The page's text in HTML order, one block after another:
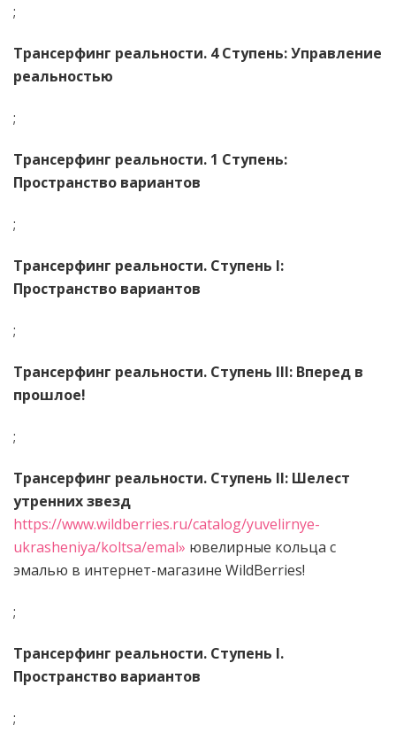
;
Трансерфинг реальности. 4 Ступень: Управление
реальностью
;
Трансерфинг реальности. 1 Ступень:
Пространство вариантов
;
Трансерфинг реальности. Ступень I:
Пространство вариантов
;
Трансерфинг реальности. Ступень III: Вперед в
прошлое!
;
Трансерфинг реальности. Ступень II: Шелест
утренних звезд
https://www.wildberries.ru/catalog/yuvelirnye-
ukrasheniya/koltsa/emal» ювелирные кольца с
эмалью в интернет-магазине WildBerries!
;
Трансерфинг реальности. Ступень I.
Пространство вариантов
;